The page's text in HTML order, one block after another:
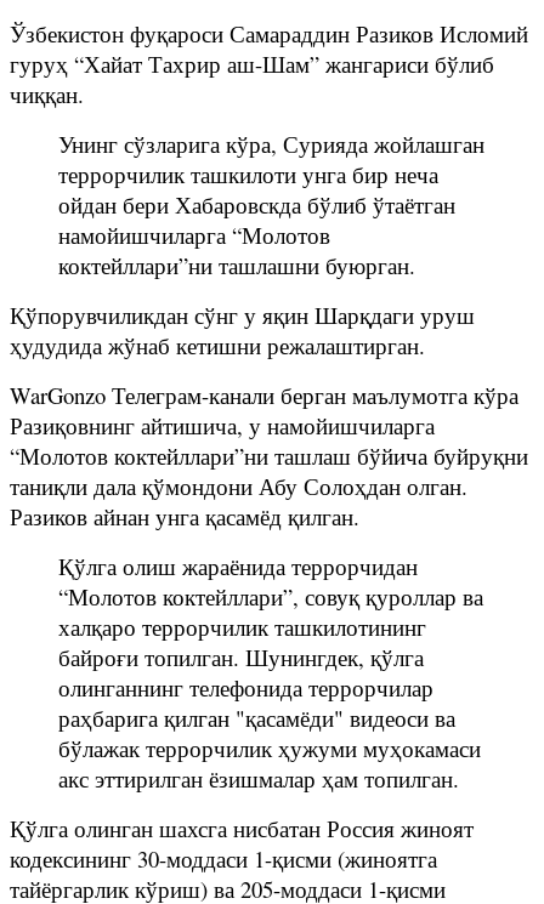
Ўзбекистон фуқароси Самараддин Разиков Исломий
гуруҳ “Хайат Тахрир аш-Шам” жангариси бўлиб
чиққан.
Унинг сўзларига кўра, Сурияда жойлашган
террорчилик ташкилоти унга бир неча
ойдан бери Хабаровскда бўлиб ўтаётган
намойишчиларга “Молотов
коктейллари”ни ташлашни буюрган.
Қўпорувчиликдан сўнг у яқин Шарқдаги уруш
ҳудудида жўнаб кетишни режалаштирган.
WarGonzo Телеграм-канали берган маълумотга кўра
Разиқовнинг айтишича, у намойишчиларга
“Молотов коктейллари”ни ташлаш бўйича буйруқни
таниқли дала қўмондони Абу Солоҳдан олган.
Разиков айнан унга қасамёд қилган.
Қўлга олиш жараёнида террорчидан
“Молотов коктейллари”, совуқ қуроллар ва
халқаро террорчилик ташкилотининг
байроғи топилган. Шунингдек, қўлга
олинганнинг телефонида террорчилар
раҳбарига қилган "қасамёди" видеоси ва
бўлажак террорчилик ҳужуми муҳокамаси
акс эттирилган ёзишмалар ҳам топилган.
Қўлга олинган шахсга нисбатан Россия жиноят
кодексининг 30-моддаси 1-қисми (жиноятга
тайёргарлик кўриш) ва 205-моддаси 1-қисми